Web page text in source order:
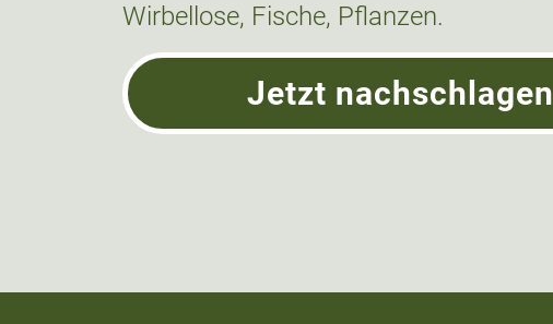
Wirbellose, Fische, Pflanzen.
Jetzt nachschlagen